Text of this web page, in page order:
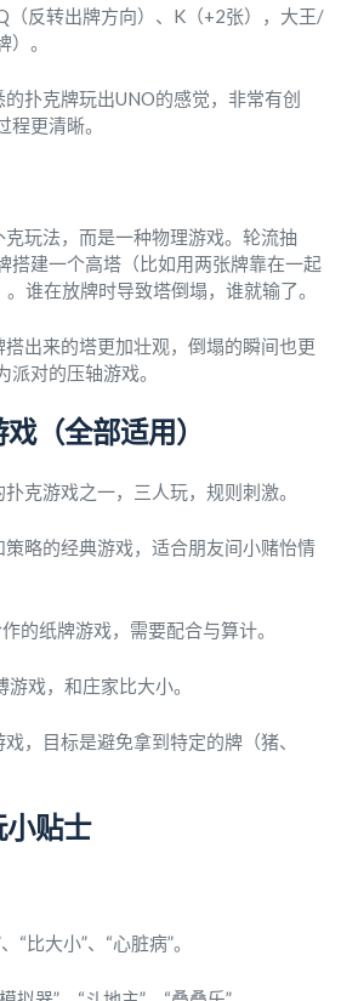
（反转出牌方向）、K（+2张），大王/
。
的扑克牌玩出UNO的感觉，非常有创
更清晰。
克玩法，而是一种物理游戏。轮流抽
搭建一个高塔（比如用两张牌靠在一起
谁在放牌时导致塔倒塌，谁就输了。
搭出来的塔更加壮观，倒塌的瞬间也更
对的压轴游戏。
（全部适用）
克游戏之一，三人玩，规则刺激。
策略的经典游戏，适合朋友间小赌怡情
的纸牌游戏，需要配合与算计。
戏，和庄家比大小。
，目标是避免拿到特定的牌（猪、
贴士
“比大小”、“心脏病”。